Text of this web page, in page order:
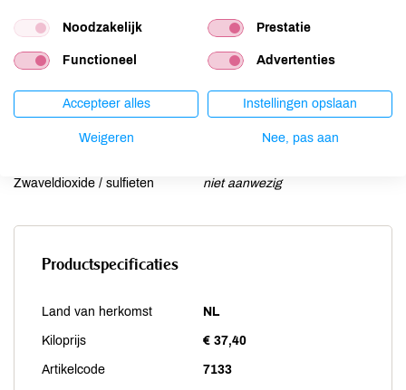
Noten
aanwezig
Schaaldieren
niet aanwezig
Selderij
niet aanwezig
niet aanwezig
niet aanwezig
Zwaveldioxide / sulfieten
niet aanwezig
Productspecificaties
Land van herkomst NL
Kiloprijs € 37,40
Artikelcode 7133
Noodzakelijk Prestatie
Functioneel Advertenties
Accepteer alles Instellingen opslaan
Weigeren Nee, pas aan